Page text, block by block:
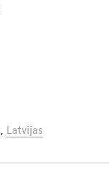
, Latvijas